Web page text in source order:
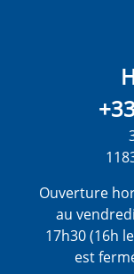
Ouverture
au
17h30 (16h
est